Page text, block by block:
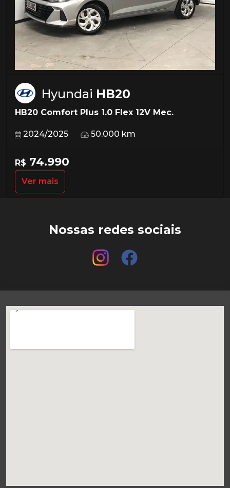
Hyundai HB20
HB20 Comfort Plus 1.0 Flex 12V Mec.
2024/2025 50.000 km
R$ 74.990
Ver mais
Nossas redes sociais